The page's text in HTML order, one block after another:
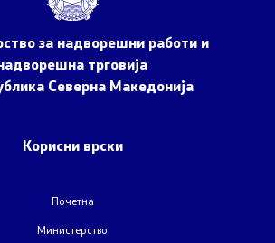
за надворешни работи и
трговија
Северна Македонија
Корисни врски
Почетна
Министерство